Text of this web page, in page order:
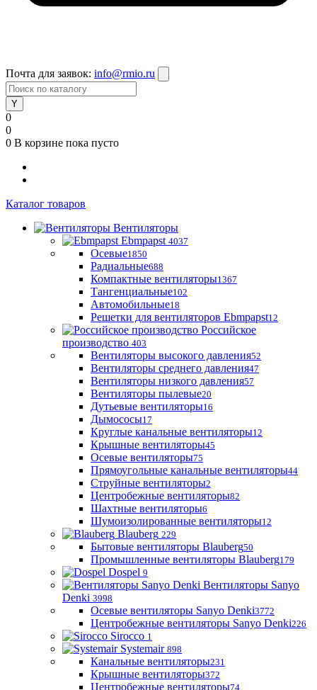
Почта для заявок: info@rmio.ru
0
0
0 В корзине пока пусто
Каталог товаров
Вентиляторы
Ebmpapst 4037
Осевые1850
Радиальные688
Компактные вентиляторы1367
Тангенциальные102
Автомобильные18
Решетки для вентиляторов Ebmpapst12
Российское
производство 403
Вентиляторы высокого давления52
Вентиляторы среднего давления47
Вентиляторы низкого давления57
Вентиляторы пылевые20
Дутьевые вентиляторы16
Дымососы17
Круглые канальные вентиляторы12
Крышные вентиляторы45
Осевые вентиляторы75
Прямоугольные канальные вентиляторы44
Струйные вентиляторы2
Центробежные вентиляторы82
Шахтные вентиляторы6
Шумоизолированные вентиляторы12
Blauberg 229
Бытовые вентиляторы Blauberg50
Промышленные вентиляторы Blauberg179
Dospel 9
Вентиляторы Sanyo
Denki 3998
Осевые вентиляторы Sanyo Denki3772
Центробежные вентиляторы Sanyo Denki226
Sirocco 1
Systemair 898
Канальные вентиляторы231
Крышные вентиляторы372
Центробежные вентиляторы74